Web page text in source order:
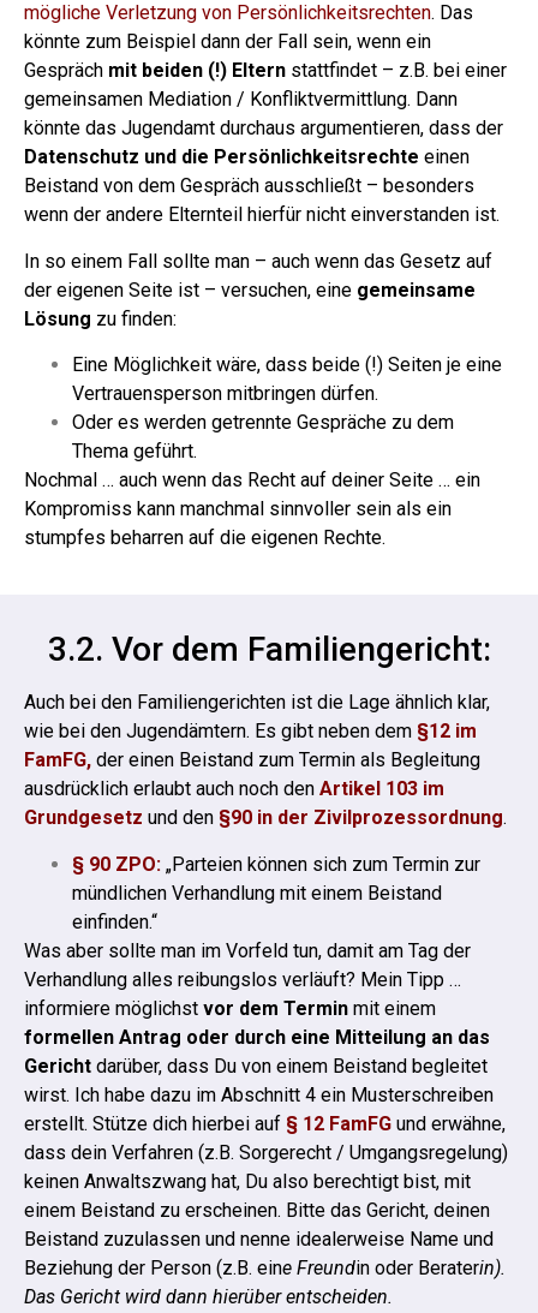
mögliche Verletzung von Persönlichkeitsrechten. Das
könnte zum Beispiel dann der Fall sein, wenn ein
Gespräch mit beiden (!) Eltern stattfindet – z.B. bei einer
gemeinsamen Mediation / Konfliktvermittlung. Dann
könnte das Jugendamt durchaus argumentieren, dass der
Datenschutz und die Persönlichkeitsrechte einen
Beistand von dem Gespräch ausschließt – besonders
wenn der andere Elternteil hierfür nicht einverstanden ist.
In so einem Fall sollte man – auch wenn das Gesetz auf
der eigenen Seite ist – versuchen, eine gemeinsame
Lösung zu finden:
Eine Möglichkeit wäre, dass beide (!) Seiten je eine
Vertrauensperson mitbringen dürfen.
Oder es werden getrennte Gespräche zu dem
Thema geführt.
Nochmal … auch wenn das Recht auf deiner Seite … ein
Kompromiss kann manchmal sinnvoller sein als ein
stumpfes beharren auf die eigenen Rechte.
3.2. Vor dem Familiengericht:
Auch bei den Familiengerichten ist die Lage ähnlich klar,
wie bei den Jugendämtern. Es gibt neben dem §12 im
FamFG, der einen Beistand zum Termin als Begleitung
ausdrücklich erlaubt auch noch den Artikel 103 im
Grundgesetz und den §90 in der Zivilprozessordnung.
§ 90 ZPO: „Parteien können sich zum Termin zur
mündlichen Verhandlung mit einem Beistand
einfinden.“
Was aber sollte man im Vorfeld tun, damit am Tag der
Verhandlung alles reibungslos verläuft? Mein Tipp …
informiere möglichst vor dem Termin mit einem
formellen Antrag oder durch eine Mitteilung an das
Gericht darüber, dass Du von einem Beistand begleitet
wirst. Ich habe dazu im Abschnitt 4 ein Musterschreiben
erstellt. Stütze dich hierbei auf § 12 FamFG und erwähne,
dass dein Verfahren (z.B. Sorgerecht / Umgangsregelung)
keinen Anwaltszwang hat, Du also berechtigt bist, mit
einem Beistand zu erscheinen. Bitte das Gericht, deinen
Beistand zuzulassen und nenne idealerweise Name und
Beziehung der Person (z.B. eine Freundin oder Beraterin).
Das Gericht wird dann hierüber entscheiden.